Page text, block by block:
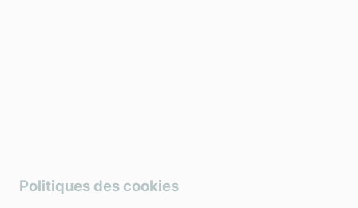
Politiques des cookies